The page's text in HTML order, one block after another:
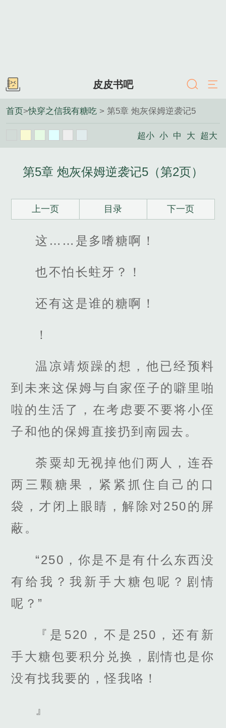
皮皮书吧
首页>快穿之信我有糖吃 > 第5章 炮灰保姆逆袭记5
超小 小 中 大 超大
第5章 炮灰保姆逆袭记5（第2页）
上一页 目录 下一页
这……是多嗜糖啊！
也不怕长蛀牙？！
还有这是谁的糖啊！
！
温凉靖烦躁的想，他已经预料
到未来这保姆与自家侄子的噼里啪
啦的生活了，在考虑要不要将小侄
子和他的保姆直接扔到南园去。
荼粟却无视掉他们两人，连吞
两三颗糖果，紧紧抓住自己的口
袋，才闭上眼睛，解除对250的屏
蔽。
“250，你是不是有什么东西没
有给我？我新手大糖包呢？剧情
呢？”
『是520，不是250，还有新
手大糖包要积分兑换，剧情也是你
没有找我要的，怪我咯！
』